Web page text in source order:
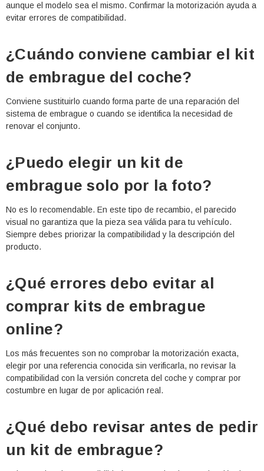
aunque el modelo sea el mismo. Confirmar la motorización ayuda a
evitar errores de compatibilidad.
¿Cuándo conviene cambiar el kit
de embrague del coche?
Conviene sustituirlo cuando forma parte de una reparación del
sistema de embrague o cuando se identifica la necesidad de
renovar el conjunto.
¿Puedo elegir un kit de
embrague solo por la foto?
No es lo recomendable. En este tipo de recambio, el parecido
visual no garantiza que la pieza sea válida para tu vehículo.
Siempre debes priorizar la compatibilidad y la descripción del
producto.
¿Qué errores debo evitar al
comprar kits de embrague
online?
Los más frecuentes son no comprobar la motorización exacta,
elegir por una referencia conocida sin verificarla, no revisar la
compatibilidad con la versión concreta del coche y comprar por
costumbre en lugar de por aplicación real.
¿Qué debo revisar antes de pedir
un kit de embrague?